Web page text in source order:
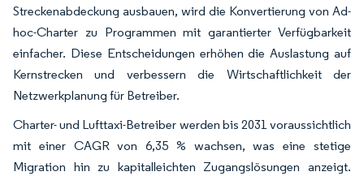
Streckenabdeckung ausbauen, wird die Konvertierung von Ad-
hoc-Charter zu Programmen mit garantierter Verfügbarkeit
einfacher. Diese Entscheidungen erhöhen die Auslastung auf
Kernstrecken und verbessern die Wirtschaftlichkeit der
Netzwerkplanung für Betreiber.
Charter- und Lufttaxi-Betreiber werden bis 2031 voraussichtlich
mit einer CAGR von 6,35 % wachsen, was eine stetige
Migration hin zu kapitalleichten Zugangslösungen anzeigt.